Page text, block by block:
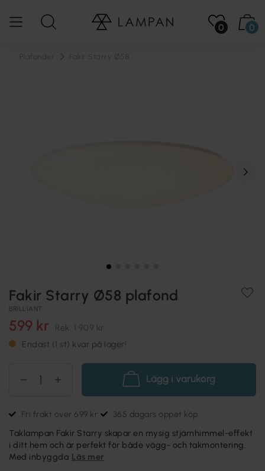
0 0
Fakir Starry Ø58 plafond
BRILLIANT
599 kr Rek. 1 909 kr
Endast (1 st) kvar på lager!
Lägg i varukorg
Fri frakt över 699 kr 365 dagars öppet köp
Taklampan Fakir Starry skapar en mysig stjärnhimmel-effekt
i ditt hem och är perfekt för både vägg- och takmontering.
Med inbyggda Läs mer